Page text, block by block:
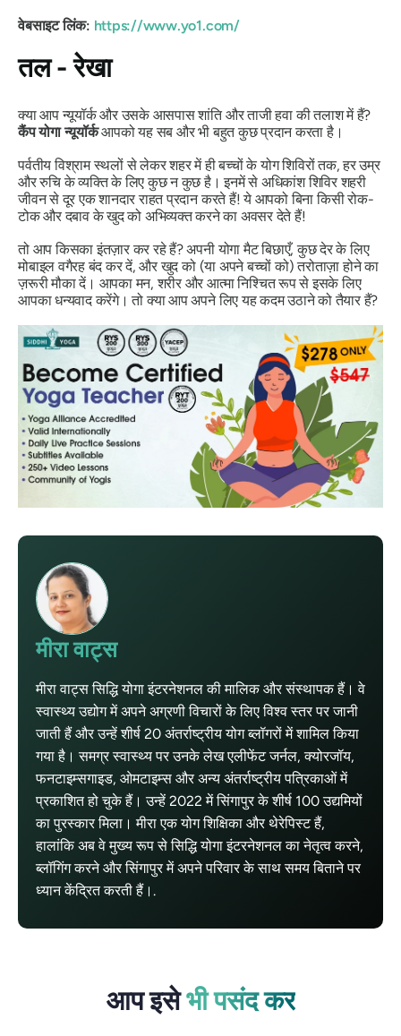
वेबसाइट लिंक: https://www.yo1.com/
तल - रेखा
क्या आप न्यूयॉर्क और उसके आसपास शांति और ताजी हवा की तलाश में हैं?
कैंप योगा न्यूयॉर्कआपको यह सब और भी बहुत कुछ प्रदान करता है।
पर्वतीय विश्राम स्थलों से लेकर शहर में ही बच्चों के योग शिविरों तक, हर उम्र
और रुचि के व्यक्ति के लिए कुछ न कुछ है। इनमें से अधिकांश शिविर शहरी
जीवन से दूर एक शानदार राहत प्रदान करते हैं! ये आपको बिना किसी रोक-
टोक और दबाव के खुद को अभिव्यक्त करने का अवसर देते हैं!
तो आप किसका इंतज़ार कर रहे हैं? अपनी योगा मैट बिछाएँ, कुछ देर के लिए
मोबाइल वगैरह बंद कर दें, और खुद को (या अपने बच्चों को) तरोताज़ा होने का
ज़रूरी मौका दें। आपका मन, शरीर और आत्मा निश्चित रूप से इसके लिए
आपका धन्यवाद करेंगे। तो क्या आप अपने लिए यह कदम उठाने को तैयार हैं?
मीरा वाट्स
मीरा वाट्स सिद्धि योगा इंटरनेशनल की मालिक और संस्थापक हैं। वे
स्वास्थ्य उद्योग में अपने अग्रणी विचारों के लिए विश्व स्तर पर जानी
जाती हैं और उन्हें शीर्ष 20 अंतर्राष्ट्रीय योग ब्लॉगरों में शामिल किया
गया है। समग्र स्वास्थ्य पर उनके लेख एलीफेंट जर्नल, क्योरजॉय,
फनटाइम्सगाइड, ओमटाइम्स और अन्य अंतर्राष्ट्रीय पत्रिकाओं में
प्रकाशित हो चुके हैं। उन्हें 2022 में सिंगापुर के शीर्ष 100 उद्यमियों
का पुरस्कार मिला। मीरा एक योग शिक्षिका और थेरेपिस्ट हैं,
हालांकि अब वे मुख्य रूप से सिद्धि योगा इंटरनेशनल का नेतृत्व करने,
ब्लॉगिंग करने और सिंगापुर में अपने परिवार के साथ समय बिताने पर
ध्यान केंद्रित करती हैं।.
आप इसेभी पसंद कर